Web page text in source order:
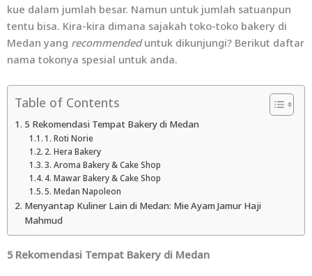
kue dalam jumlah besar. Namun untuk jumlah satuanpun
tentu bisa. Kira-kira dimana sajakah toko-toko bakery di
Medan yang recommendeduntuk dikunjungi? Berikut daftar
nama tokonya spesial untuk anda.
Table of Contents
5 Rekomendasi Tempat Bakery di Medan
1. Roti Norie
2. Hera Bakery
3. Aroma Bakery & Cake Shop
4. Mawar Bakery & Cake Shop
5. Medan Napoleon
Menyantap Kuliner Lain di Medan: Mie Ayam Jamur Haji
Mahmud
5 Rekomendasi Tempat Bakery di Medan